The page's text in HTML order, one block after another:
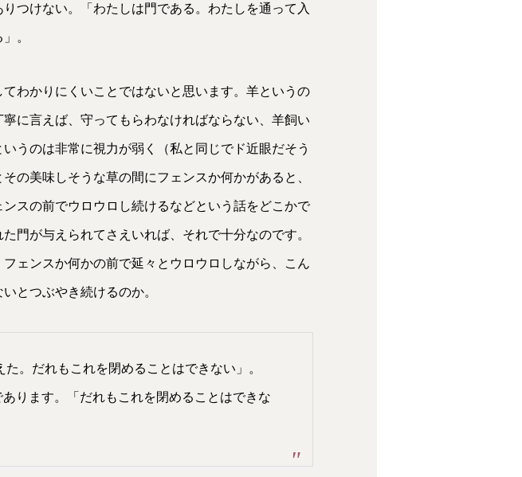
つけない。「わたしは門である。わたしを通って入
。
わかりにくいことではないと思います。羊というの
に言えば、守ってもらわなければならない、羊飼い
うのは非常に視力が弱く（私と同じでド近眼だそう
の美味しそうな草の間にフェンスか何かがあると、
スの前でウロウロし続けるなどという話をどこかで
門が与えられてさえいれば、それで十分なのです。
ェンスか何かの前で延々とウロウロしながら、こん
とつぶやき続けるのか。
。だれもこれを閉めることはできない」。
ります。「だれもこれを閉めることはできな